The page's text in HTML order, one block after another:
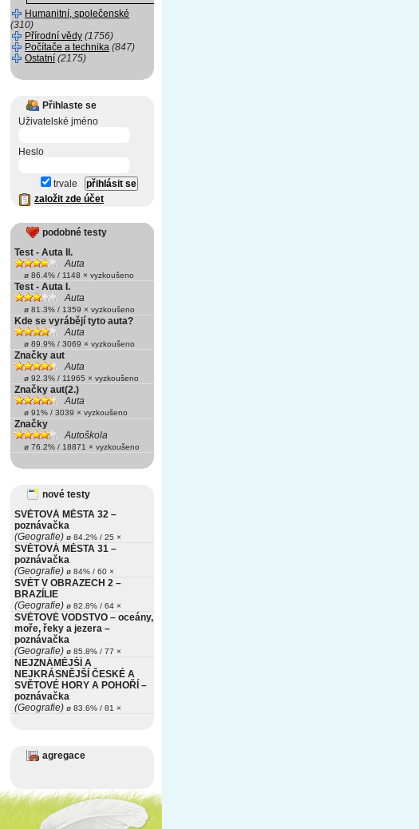
Humanitní, společenské
(310)
Přírodní vědy (1756)
Počítače a technika (847)
Ostatní (2175)
Přihlaste se
Uživatelské jméno
Heslo
trvale
založit zde účet
podobné testy
Test - Auta II.
Auta
ø 86.4% / 1148 × vyzkoušeno
Test - Auta I.
Auta
ø 81.3% / 1359 × vyzkoušeno
Kde se vyrábějí tyto auta?
Auta
ø 89.9% / 3069 × vyzkoušeno
Značky aut
Auta
ø 92.3% / 11965 × vyzkoušeno
Značky aut(2.)
Auta
ø 91% / 3039 × vyzkoušeno
Značky
Autoškola
ø 76.2% / 18871 × vyzkoušeno
nové testy
SVĚTOVÁ MĚSTA 32 –
poznávačka
(Geografie) ø 84.2% / 25 ×
SVĚTOVÁ MĚSTA 31 –
poznávačka
(Geografie) ø 84% / 60 ×
SVĚT V OBRAZECH 2 –
BRAZÍLIE
(Geografie) ø 82.8% / 64 ×
SVĚTOVÉ VODSTVO – oceány,
moře, řeky a jezera –
poznávačka
(Geografie) ø 85.8% / 77 ×
NEJZNÁMĚJŠÍ A
NEJKRÁSNĚJŠÍ ČESKÉ A
SVĚTOVÉ HORY A POHOŘÍ –
poznávačka
(Geografie) ø 83.6% / 81 ×
agregace